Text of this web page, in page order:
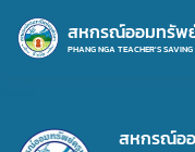
สหกรณ์ออมทรัพ
PHANG NGA TEACHER'S
สหกรณ์อ